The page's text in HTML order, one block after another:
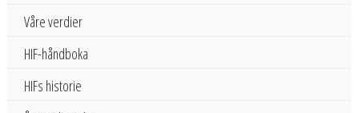
Våre verdier
HIF-håndboka
HIFs historie